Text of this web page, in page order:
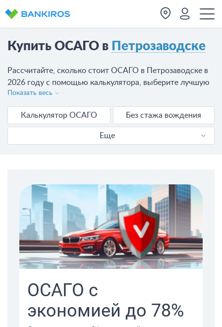
Купить ОСАГО в Петрозаводске
Рассчитайте, сколько стоит ОСАГО в Петрозаводске в
2026 году с помощью калькулятора, выберите лучшую
страховую компанию и оформите страховку на
автомобиль онлайн за несколько минут.
Показать весь
Калькулятор ОСАГО Без стажа вождения
Еще
АльфаСтрахование
Т-Страхование
Росгосстрах